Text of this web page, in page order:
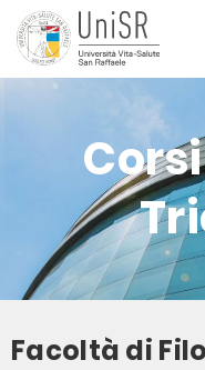
Facoltà di